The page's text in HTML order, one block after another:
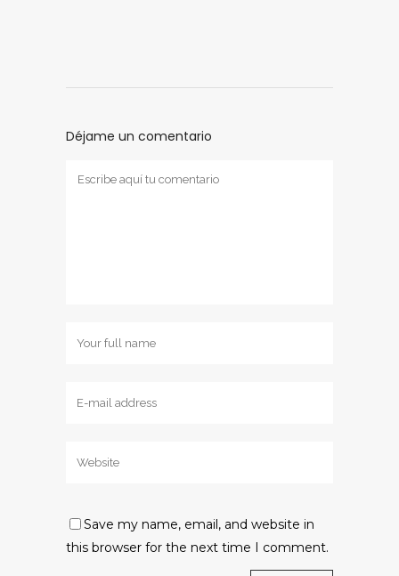
Déjame un comentario
Save my name, email, and website in
this browser for the next time I comment.